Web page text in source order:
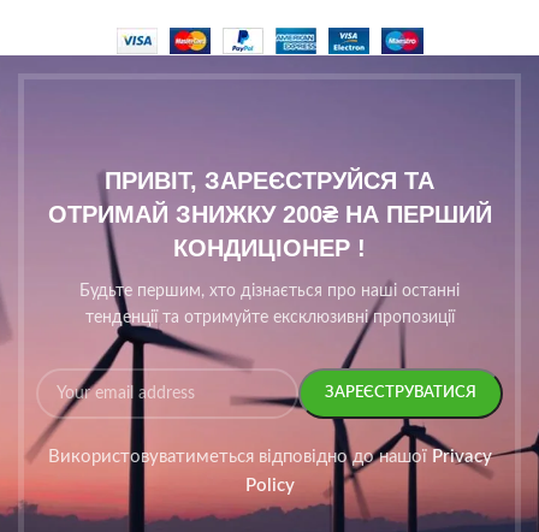
ПРИВІТ, ЗАРЕЄСТРУЙСЯ ТА
ОТРИМАЙ ЗНИЖКУ 200₴ НА ПЕРШИЙ
КОНДИЦІОНЕР !
Будьте першим, хто дізнається про наші останні
тенденції та отримуйте ексклюзивні пропозиції
Використовуватиметься відповідно до нашої Privacy
Policy